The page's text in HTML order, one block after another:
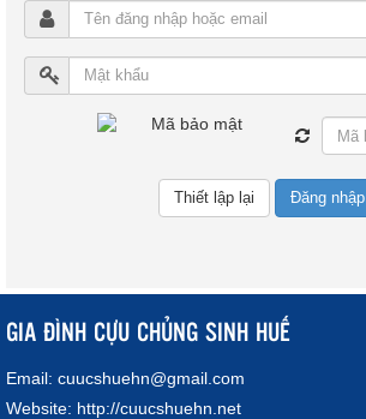
Đăng nhập
GIA ĐÌNH CỰU CHỦNG SINH HUẾ
Email: cuucshuehn@gmail.com
Website: http://cuucshuehn.net